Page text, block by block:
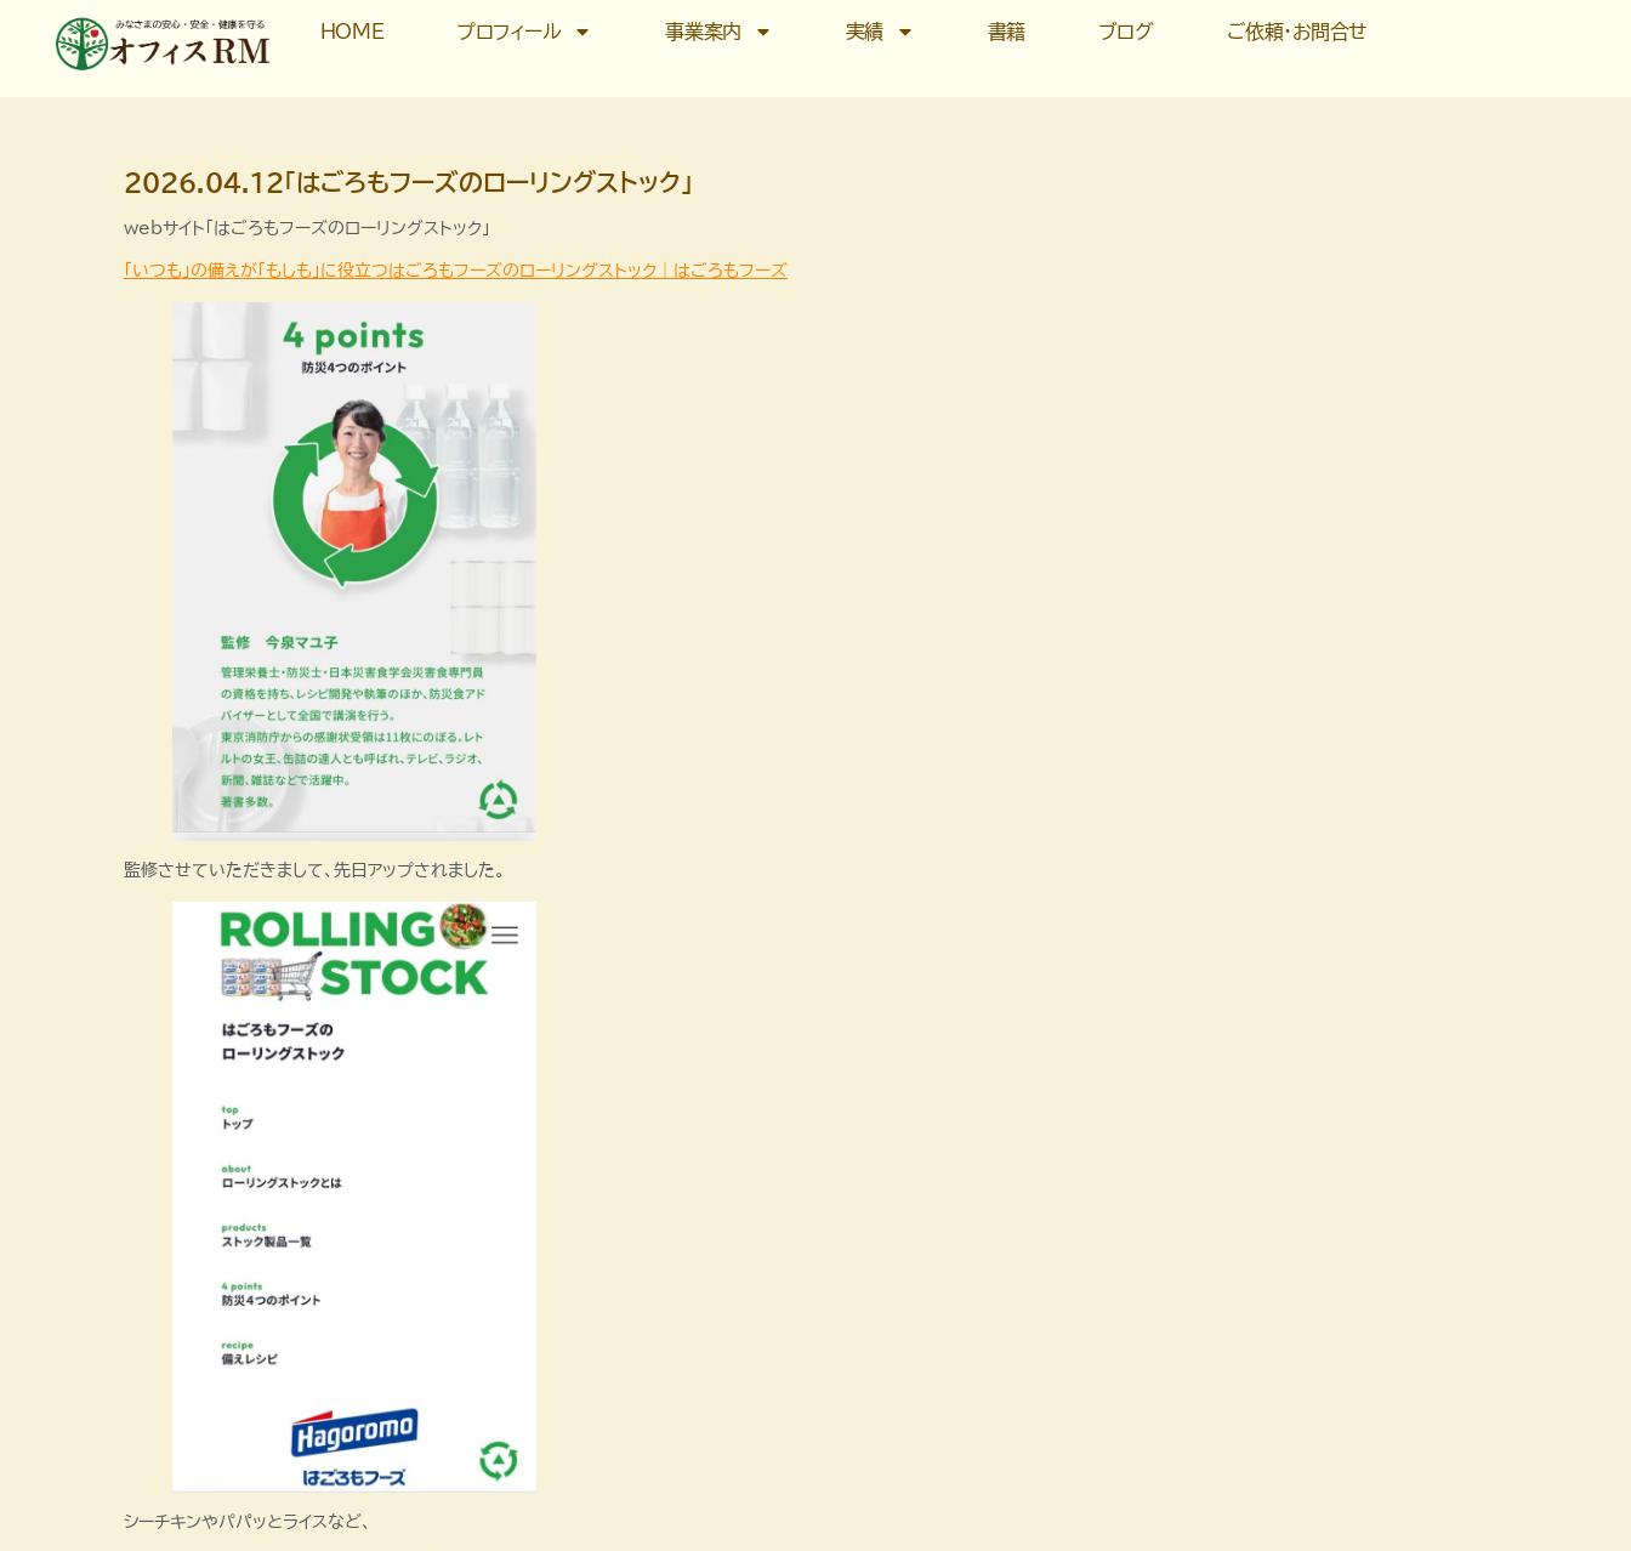
HOME プロフィール 事業案内 実績 書籍 ブログ ご依頼・お問合せ
2026.04.12「はごろもフーズのローリングストック」
webサイト「はごろもフーズのローリングストック」
「いつも」の備えが「もしも」に役立つはごろもフーズのローリングストック｜はごろもフーズ
監修させていただきまして、先日アップされました。
シーチキンやパパッとライスなど、